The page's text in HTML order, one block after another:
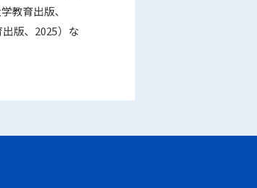
教育出版、
版、2025）な